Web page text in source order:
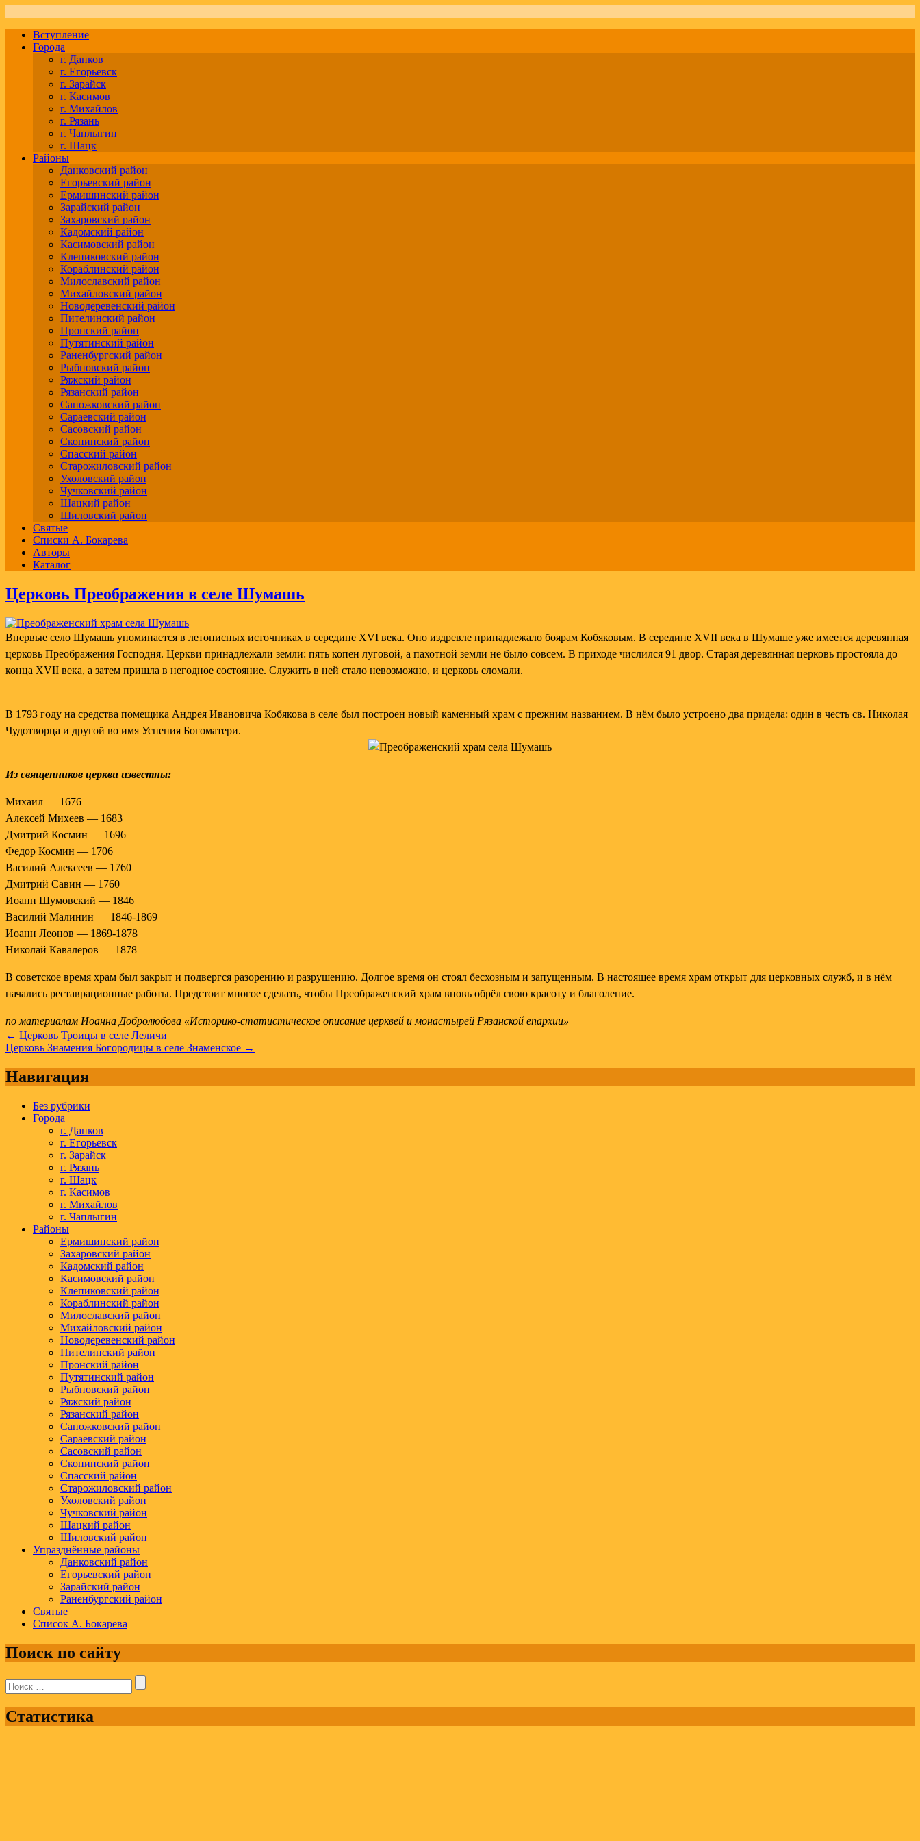
Вступление
Города
г. Данков
г. Егорьевск
г. Зарайск
г. Касимов
г. Михайлов
г. Рязань
г. Чаплыгин
г. Шацк
Районы
Данковский район
Егорьевский район
Ермишинский район
Зарайский район
Захаровский район
Кадомский район
Касимовский район
Клепиковский район
Кораблинский район
Милославский район
Михайловский район
Новодеревенский район
Пителинский район
Пронский район
Путятинский район
Раненбургский район
Рыбновский район
Ряжский район
Рязанский район
Сапожковский район
Сараевский район
Сасовский район
Скопинский район
Спасский район
Старожиловский район
Ухоловский район
Чучковский район
Шацкий район
Шиловский район
Святые
Списки А. Бокарева
Авторы
Каталог
Церковь Преображения в селе Шумашь
Впервые село Шумашь упоминается в летописных источниках в середине XVI века. Оно издревле принадлежало боярам Кобяковым. В середине XVII века в Шумаше уже имеется деревянная
церковь Преображения Господня. Церкви принадлежали земли: пять копен луговой, а пахотной земли не было совсем. В приходе числился 91 двор. Старая деревянная церковь простояла до
конца XVII века, а затем пришла в негодное состояние. Служить в ней стало невозможно, и церковь сломали.
В 1793 году на средства помещика Андрея Ивановича Кобякова в селе был построен новый каменный храм с прежним названием. В нём было устроено два придела: один в честь св. Николая
Чудотворца и другой во имя Успения Богоматери.
Из священников церкви известны:
Михаил — 1676
Алексей Михеев — 1683
Дмитрий Космин — 1696
Федор Космин — 1706
Василий Алексеев — 1760
Дмитрий Савин — 1760
Иоанн Шумовский — 1846
Василий Малинин — 1846-1869
Иоанн Леонов — 1869-1878
Николай Кавалеров — 1878
В советское время храм был закрыт и подвергся разорению и разрушению. Долгое время он стоял бесхозным и запущенным. В настоящее время храм открыт для церковных служб, и в нём
начались реставрационные работы. Предстоит многое сделать, чтобы Преображенский храм вновь обрёл свою красоту и благолепие.
по материалам Иоанна Добролюбова «Историко-статистическое описание церквей и монастырей Рязанской епархии»
Навигация
по
записям
← Церковь Троицы в селе Леличи
Церковь Знамения Богородицы в селе Знаменское →
Навигация
Без рубрики
Города
г. Данков
г. Егорьевск
г. Зарайск
г. Рязань
г. Шацк
г. Касимов
г. Михайлов
г. Чаплыгин
Районы
Ермишинский район
Захаровский район
Кадомский район
Касимовский район
Клепиковский район
Кораблинский район
Милославский район
Михайловский район
Новодеревенский район
Пителинский район
Пронский район
Путятинский район
Рыбновский район
Ряжский район
Рязанский район
Сапожковский район
Сараевский район
Сасовский район
Скопинский район
Спасский район
Старожиловский район
Ухоловский район
Чучковский район
Шацкий район
Шиловский район
Упразднённые районы
Данковский район
Егорьевский район
Зарайский район
Раненбургский район
Святые
Список А. Бокарева
Поиск по сайту
Поиск:
Статистика